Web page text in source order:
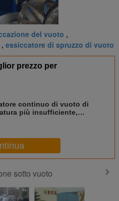
del vuoto ,
, essiccatore di spruzzo di vuoto
prezzo per
continuo di vuoto di
più insufficiente,
sotto vuoto